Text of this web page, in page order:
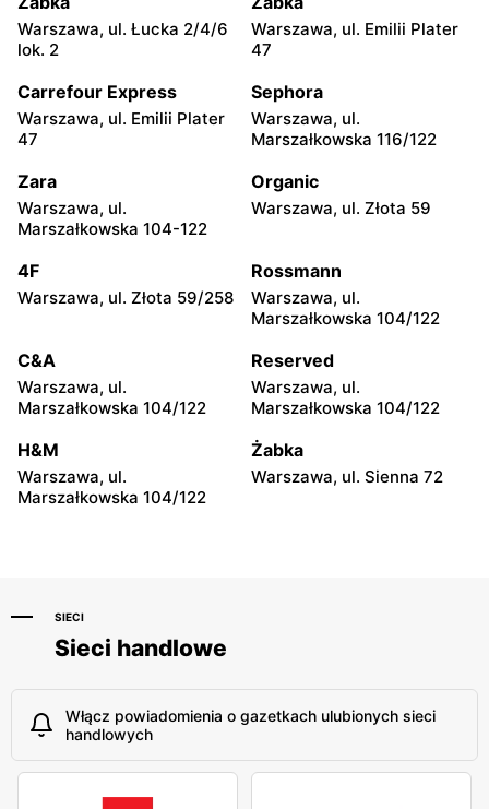
Chorten
6/18
Chorten
6
Chorten
28\U4
Chorten
Chorten
Abrahama 7a
Chorten
27 lok.100/103
Chorten
18/1a
Chorten
15c
Chorten
29a
Chorten
Chorten Chorten
Warszawa, ul. Łucka 2/4/6
lok. 2
Warszawa, ul. Emilii Plater
47
Carrefour Express
Warszawa, ul. Emilii Plater
47
Sephora
Warszawa, ul.
Marszałkowska 116/122
Zara
Warszawa, ul.
Marszałkowska 104-122
Organic
Warszawa, ul. Złota 59
4F
Warszawa, ul. Złota 59/258
Rossmann
Warszawa, ul.
Marszałkowska 104/122
C&A
Warszawa, ul.
Marszałkowska 104/122
Reserved
Warszawa, ul.
Marszałkowska 104/122
H&M
Warszawa, ul.
Marszałkowska 104/122
Żabka
Warszawa, ul. Sienna 72
SIECI
Sieci handlowe
Włącz powiadomienia o gazetkach ulubionych sieci
handlowych